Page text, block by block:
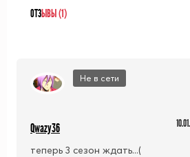
ОТЗЫВЫ (1)
Не в сети
Qwazy36
теперь 3 сезон ждать...(